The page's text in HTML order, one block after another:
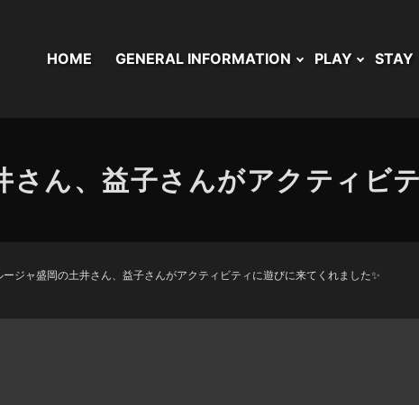
HOME GENERAL INFORMATION PLAY STAY
さん、益子さんがアクティビ
ージャ盛岡の土井さん、益子さんがアクティビティに遊びに来てくれました✨